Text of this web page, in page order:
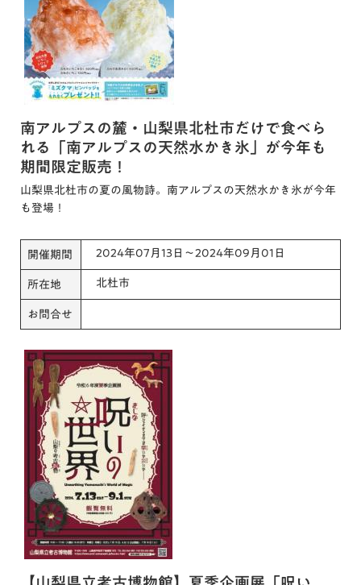
南アルプスの麓・山梨県北杜市だけで食べら
れる「南アルプスの天然水かき氷」が今年も
期間限定販売！
山梨県北杜市の夏の風物詩。南アルプスの天然水かき氷が今年
も登場！
開催期間 2024年07月13日～2024年09月01日
所在地 北杜市
お問合せ
【山梨県立考古博物館】夏季企画展「呪い